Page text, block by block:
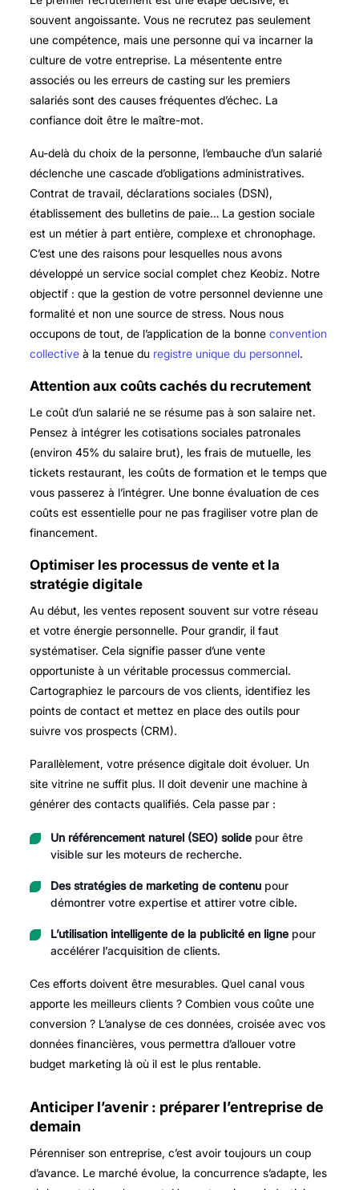
souvent angoissante. Vous ne recrutez pas seulement
une compétence, mais une personne qui va incarner la
culture de votre entreprise. La mésentente entre
associés ou les erreurs de casting sur les premiers
salariés sont des causes fréquentes d’échec. La
confiance doit être le maître-mot.
Au-delà du choix de la personne, l’embauche d’un salarié
déclenche une cascade d’obligations administratives.
Contrat de travail, déclarations sociales (DSN),
établissement des bulletins de paie… La gestion sociale
est un métier à part entière, complexe et chronophage.
C’est une des raisons pour lesquelles nous avons
développé un service social complet chez Keobiz. Notre
objectif : que la gestion de votre personnel devienne une
formalité et non une source de stress. Nous nous
occupons de tout, de l’application de la bonne convention
collectiveà la tenue du registre unique du personnel.
Attention aux coûts cachés du recrutement
Le coût d’un salarié ne se résume pas à son salaire net.
Pensez à intégrer les cotisations sociales patronales
(environ 45% du salaire brut), les frais de mutuelle, les
tickets restaurant, les coûts de formation et le temps que
vous passerez à l’intégrer. Une bonne évaluation de ces
coûts est essentielle pour ne pas fragiliser votre plan de
financement.
Optimiser les processus de vente et la
stratégie digitale
Au début, les ventes reposent souvent sur votre réseau
et votre énergie personnelle. Pour grandir, il faut
systématiser. Cela signifie passer d’une vente
opportuniste à un véritable processus commercial.
Cartographiez le parcours de vos clients, identifiez les
points de contact et mettez en place des outils pour
suivre vos prospects (CRM).
Parallèlement, votre présence digitale doit évoluer. Un
site vitrine ne suffit plus. Il doit devenir une machine à
générer des contacts qualifiés. Cela passe par :
Un référencement naturel (SEO) solidepour être
visible sur les moteurs de recherche.
Des stratégies de marketing de contenupour
démontrer votre expertise et attirer votre cible.
L’utilisation intelligente de la publicité en lignepour
accélérer l’acquisition de clients.
Ces efforts doivent être mesurables. Quel canal vous
apporte les meilleurs clients ? Combien vous coûte une
conversion ? L’analyse de ces données, croisée avec vos
données financières, vous permettra d’allouer votre
budget marketing là où il est le plus rentable.
Anticiper l’avenir : préparer l’entreprise de
demain
Pérenniser son entreprise, c’est avoir toujours un coup
d’avance. Le marché évolue, la concurrence s’adapte, les